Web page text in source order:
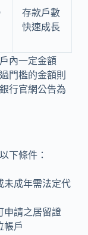
存款戶數
快速成長
內一定金額
門檻的金額則
行官網公告為
下條件：
未成年需法定代
申請之居留證
帳戶